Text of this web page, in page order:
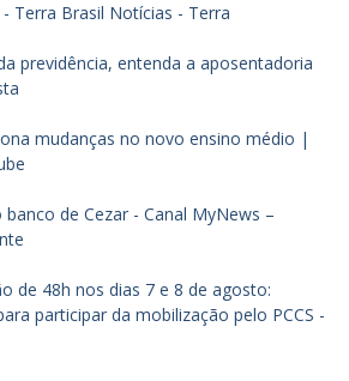
Terra Brasil Notícias - Terra
previdência, entenda a aposentadoria
mudanças no novo ensino médio |
de Cezar - Canal MyNews –
de 48h nos dias 7 e 8 de agosto:
participar da mobilização pelo PCCS -